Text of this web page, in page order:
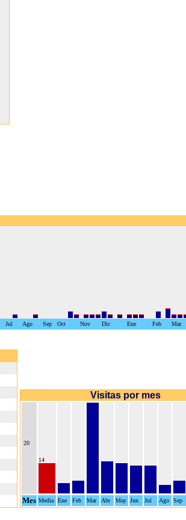
Jul Ago Sep Oct Nov Dic Ene Feb Mar
Visitas por mes
20
14
Mes Media Ene Feb Mar Abr May Jun Jul Ago Sep